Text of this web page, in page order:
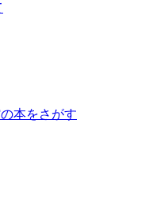
本をさがす